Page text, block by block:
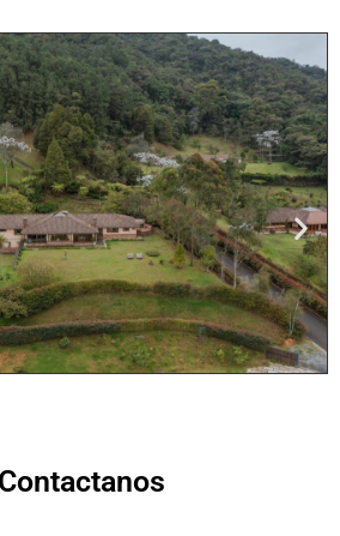
Contactanos